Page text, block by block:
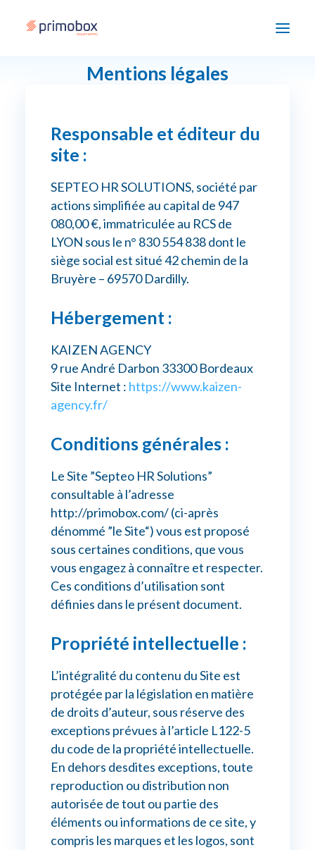
Enjeux
Accompagnement
Devenir partenaire
Ressources
Connexion myPrimobox
Assistance myPrimobox
Mentions légales
Responsable et éditeur du
site :
SEPTEO HR SOLUTIONS, société par
actions simplifiée au capital de 947
080,00 €, immatriculée au RCS de
LYON sous le n° 830 554 838 dont le
siège social est situé 42 chemin de la
Bruyère – 69570 Dardilly.
Hébergement :
KAIZEN AGENCY
9 rue André Darbon 33300 Bordeaux
Site Internet : https://www.kaizen-
agency.fr/
Conditions générales :
Le Site ”Septeo HR Solutions”
consultable à l’adresse
http://primobox.com/ (ci-après
dénommé ”le Site“) vous est proposé
sous certaines conditions, que vous
vous engagez à connaître et respecter.
Ces conditions d’utilisation sont
définies dans le présent document.
Propriété intellectuelle :
L’intégralité du contenu du Site est
protégée par la législation en matière
de droits d’auteur, sous réserve des
exceptions prévues à l’article L122-5
du code de la propriété intellectuelle.
En dehors desdites exceptions, toute
reproduction ou distribution non
autorisée de tout ou partie des
éléments ou informations de ce site, y
compris les marques et les logos, sont